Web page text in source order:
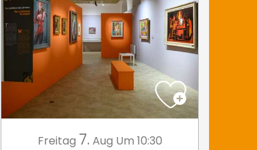
Freitag 7. Aug Um 10:30